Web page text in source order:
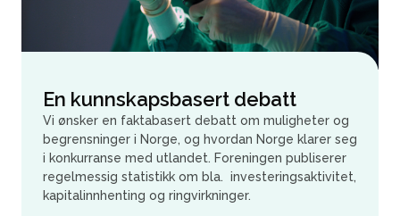
En kunnskapsbasert debatt
Vi ønsker en faktabasert debatt om muligheter og
begrensninger i Norge, og hvordan Norge klarer seg
i konkurranse med utlandet. Foreningen publiserer
regelmessig statistikk om bla. investeringsaktivitet,
kapitalinnhenting og ringvirkninger.